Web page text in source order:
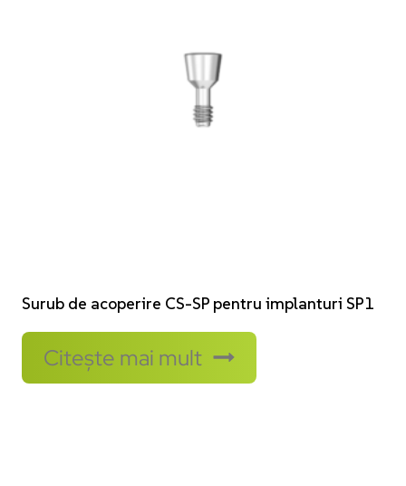
Surub de acoperire CS-SP pentru implanturi SP1
Citește mai mult